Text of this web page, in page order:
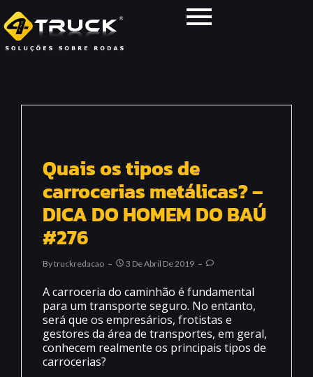
Quais os tipos de
carrocerias metálicas? –
DICA DO HOMEM DO BAÚ
#276
ByTruckredacao 3 De Abril De 2019
A carroceria do caminhão é fundamental
para um transporte seguro. No entanto,
será que os empresários, frotistas e
gestores da área de transportes, em geral,
conhecem realmente os principais tipos de
carrocerias?